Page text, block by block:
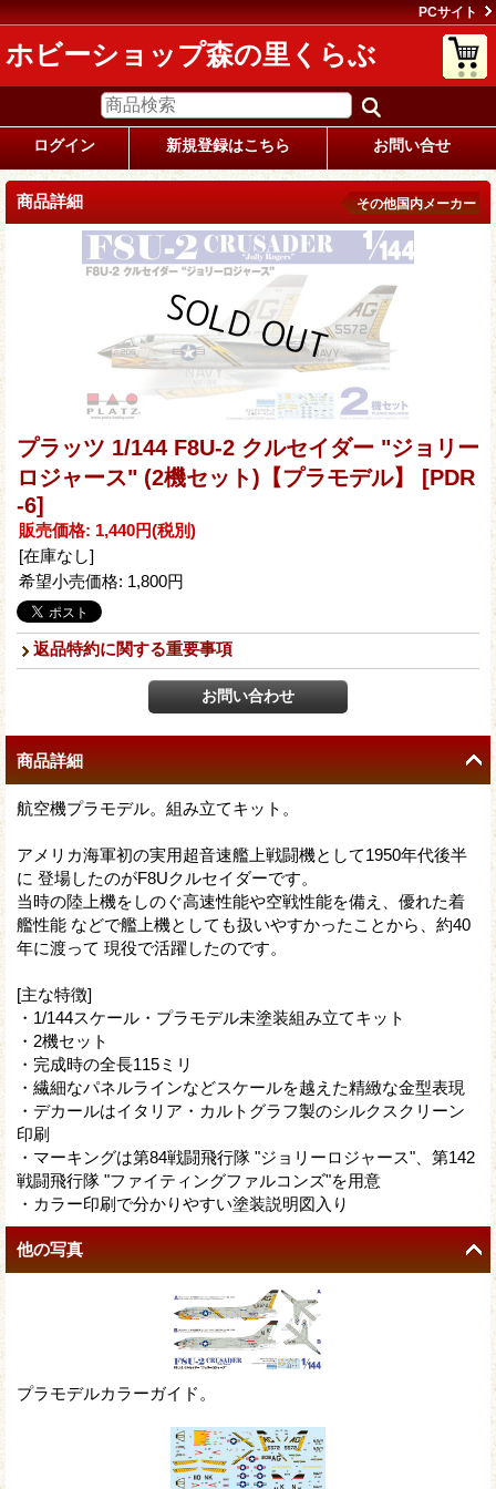
PCサイト
ホビーショップ森の里くらぶ
ログイン 新規登録はこちら お問い合せ
商品詳細 その他国内メーカー
プラッツ 1/144 F8U-2 クルセイダー "ジョリー
ロジャース" (2機セット)【プラモデル】 [PDR
-6]
販売価格: 1,440円(税別)
[在庫なし]
希望小売価格: 1,800円
返品特約に関する重要事項
商品詳細
航空機プラモデル。組み立てキット。
アメリカ海軍初の実用超音速艦上戦闘機として1950年代後半
に 登場したのがF8Uクルセイダーです。
当時の陸上機をしのぐ高速性能や空戦性能を備え、優れた着
艦性能 などで艦上機としても扱いやすかったことから、約40
年に渡って 現役で活躍したのです。
[主な特徴]
・1/144スケール・プラモデル未塗装組み立てキット
・2機セット
・完成時の全長115ミリ
・繊細なパネルラインなどスケールを越えた精緻な金型表現
・デカールはイタリア・カルトグラフ製のシルクスクリーン
印刷
・マーキングは第84戦闘飛行隊 "ジョリーロジャース"、第142
戦闘飛行隊 "ファイティングファルコンズ"を用意
・カラー印刷で分かりやすい塗装説明図入り
他の写真
プラモデルカラーガイド。